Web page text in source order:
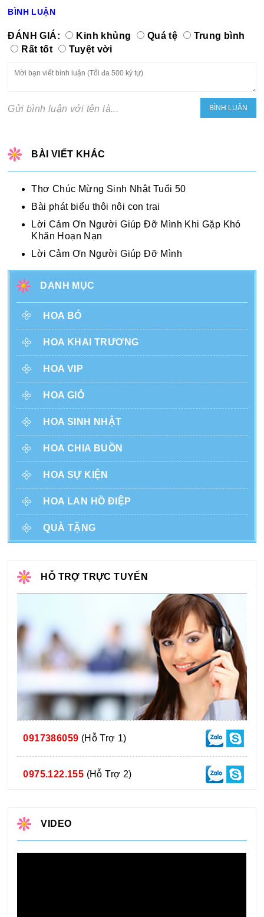
BÌNH LUẬN
ĐÁNH GIÁ: Kinh khủng Quá tệ
Trung bình
Rất tốt
Tuyệt vời
Gửi bình luận với tên là...
BÀI VIẾT KHÁC
Thơ Chúc Mừng Sinh Nhật Tuổi 50
Bài phát biểu thôi nôi con trai
Lời Cảm Ơn Người Giúp Đỡ Mình Khi Gặp Khó
Khăn Hoạn Nạn
Lời Cảm Ơn Người Giúp Đỡ Mình
DANH MỤC
HOA BÓ
HOA KHAI TRƯƠNG
HOA VIP
HOA GIỎ
HOA SINH NHẬT
HOA CHIA BUỒN
HOA SỰ KIỆN
HOA LAN HỒ ĐIỆP
QUÀ TẶNG
HỖ TRỢ TRỰC TUYẾN
0917386059 (Hỗ Trợ 1)
0975.122.155 (Hỗ Trợ 2)
VIDEO